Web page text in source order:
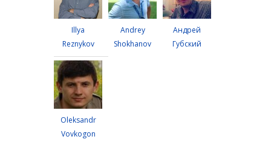
Illya
Reznykov
Andrey
Shokhanov
Андрей
Губский
Oleksandr
Vovkogon